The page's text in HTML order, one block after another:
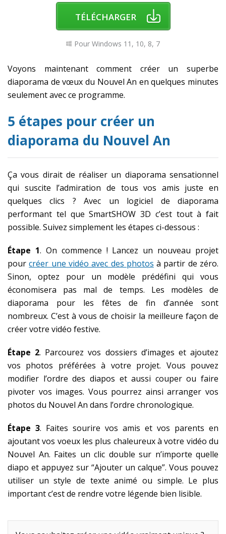
TÉLÉCHARGER
Pour Windows 11, 10, 8, 7
Voyons maintenant comment créer un superbe
diaporama de vœux du Nouvel An en quelques minutes
seulement avec ce programme.
5 étapes pour créer un
diaporama du Nouvel An
Ça vous dirait de réaliser un diaporama sensationnel
qui suscite l’admiration de tous vos amis juste en
quelques clics ? Avec un logiciel de diaporama
performant tel que SmartSHOW 3D c’est tout à fait
possible. Suivez simplement les étapes ci-dessous :
Étape 1. On commence ! Lancez un nouveau projet
pourcréer une vidéo avec des photos à partir de zéro.
Sinon, optez pour un modèle prédéfini qui vous
économisera pas mal de temps. Les modèles de
diaporama pour les fêtes de fin d’année sont
nombreux. C’est à vous de choisir la meilleure façon de
créer votre vidéo festive.
Étape 2. Parcourez vos dossiers d’images et ajoutez
vos photos préférées à votre projet. Vous pouvez
modifier l’ordre des diapos et aussi couper ou faire
pivoter vos images. Vous pourrez ainsi arranger vos
photos du Nouvel An dans l’ordre chronologique.
Étape 3. Faites sourire vos amis et vos parents en
ajoutant vos voeux les plus chaleureux à votre vidéo du
Nouvel An. Faites un clic double sur n’importe quelle
diapo et appuyez sur “Ajouter un calque”. Vous pouvez
utiliser un style de texte animé ou simple. Le plus
important c’est de rendre votre légende bien lisible.